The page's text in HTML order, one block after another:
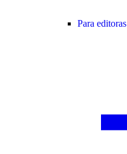
Para editoras